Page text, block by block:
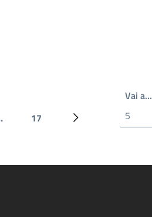
Ultima pagina
17
Prossima pagina
Vai a…